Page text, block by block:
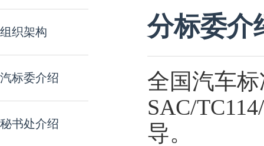
组织架构
汽标委介绍
秘书处介绍
分标委介
全国汽车
SAC/
导。